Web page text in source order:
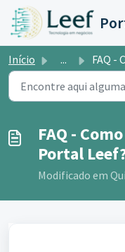
Ir para o conteúdo
Início ... FAQ - Como
FAQ -
Portal
Modificado em